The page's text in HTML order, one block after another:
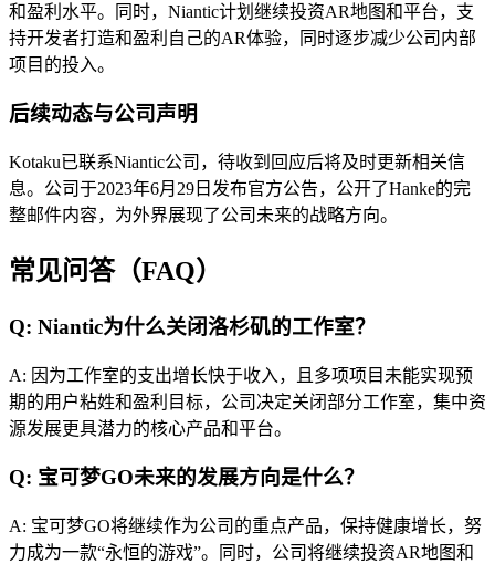
和盈利水平。同时，Niantic计划继续投资AR地图和平台，支
持开发者打造和盈利自己的AR体验，同时逐步减少公司内部
项目的投入。
后续动态与公司声明
Kotaku已联系Niantic公司，待收到回应后将及时更新相关信
息。公司于2023年6月29日发布官方公告，公开了Hanke的完
整邮件内容，为外界展现了公司未来的战略方向。
常见问答（FAQ）
Q: Niantic为什么关闭洛杉矶的工作室？
A: 因为工作室的支出增长快于收入，且多项项目未能实现预
期的用户粘姓和盈利目标，公司决定关闭部分工作室，集中资
源发展更具潜力的核心产品和平台。
Q: 宝可梦GO未来的发展方向是什么？
A: 宝可梦GO将继续作为公司的重点产品，保持健康增长，努
力成为一款“永恒的游戏”。同时，公司将继续投资AR地图和